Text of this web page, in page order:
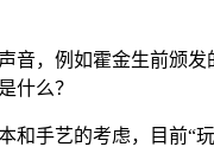
例如霍金生前颁发
什么？
手艺的考虑，目前“